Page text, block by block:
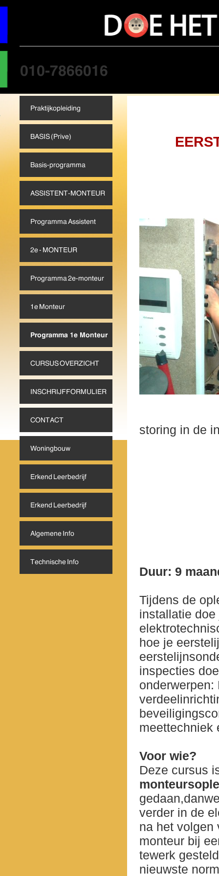
storing in de
Duur: 9
Tijdens de
installatie
hoe je
inspecties
meettechniek
Voor wie?
Deze cursus
verder in de
na het volgen
monteur bij
tewerk
nieuwste
praktijkcursus, elektriciteit,
opleiding elektriciteit,
opleidingen, elektricien,
technische kennis, cursus,
elektromonteur, electricien,